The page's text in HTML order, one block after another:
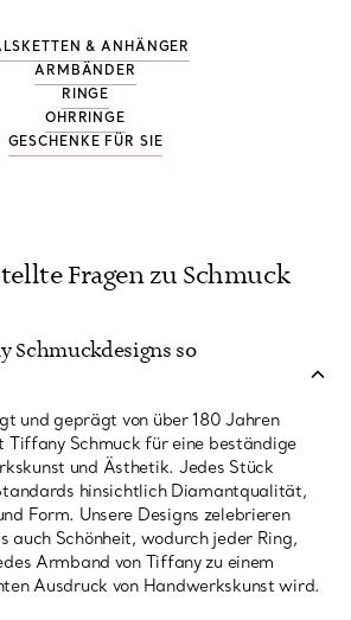
& ANHÄNGER
ARMBÄNDER
RINGE
OHRRINGE
GESCHENKE FÜR SIE
Fragen zu Schmuck
Schmuckdesigns so
und geprägt von über 180 Jahren
Tiffany Schmuck für eine beständige
und Ästhetik. Jedes Stück
hinsichtlich Diamantqualität,
Form. Unsere Designs zelebrieren
auch Schönheit, wodurch jeder Ring,
Armband von Tiffany zu einem
Ausdruck von Handwerkskunst wird.